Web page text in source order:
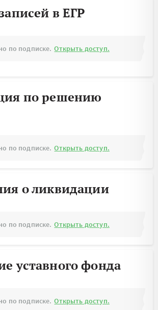
в ЕГР
по подписке. Открыть доступ.
по решению
по подписке. Открыть доступ.
о ликвидации
по подписке. Открыть доступ.
уставного фонда
по подписке. Открыть доступ.